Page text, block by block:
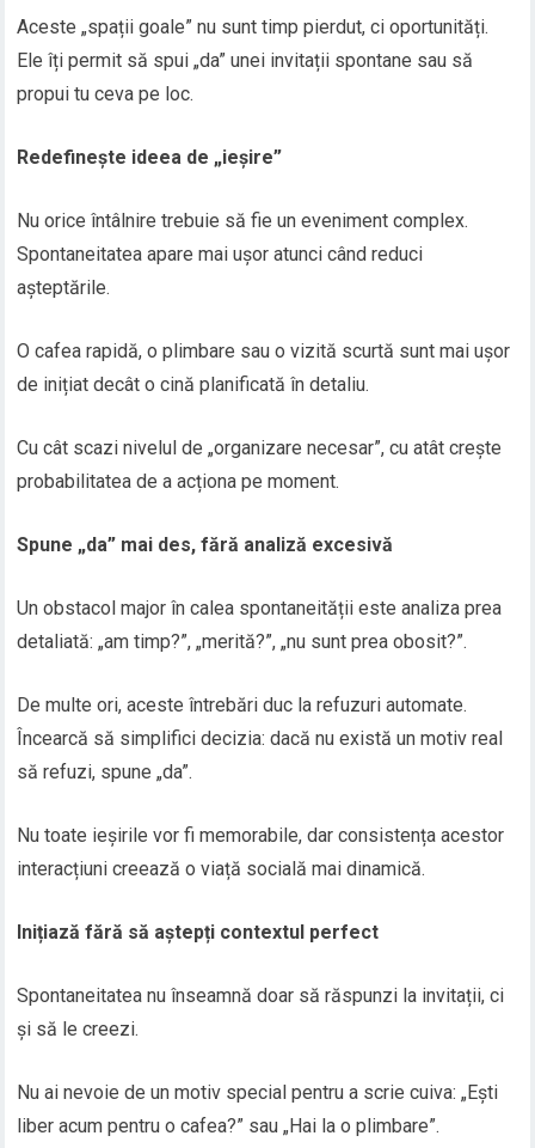
Aceste „spații goale” nu sunt timp pierdut, ci oportunități.
Ele îți permit să spui „da” unei invitații spontane sau să
propui tu ceva pe loc.
Redefinește ideea de „ieșire”
Nu orice întâlnire trebuie să fie un eveniment complex.
Spontaneitatea apare mai ușor atunci când reduci
așteptările.
O cafea rapidă, o plimbare sau o vizită scurtă sunt mai ușor
de inițiat decât o cină planificată în detaliu.
Cu cât scazi nivelul de „organizare necesar”, cu atât crește
probabilitatea de a acționa pe moment.
Spune „da” mai des, fără analiză excesivă
Un obstacol major în calea spontaneității este analiza prea
detaliată: „am timp?”, „merită?”, „nu sunt prea obosit?”.
De multe ori, aceste întrebări duc la refuzuri automate.
Încearcă să simplifici decizia: dacă nu există un motiv real
să refuzi, spune „da”.
Nu toate ieșirile vor fi memorabile, dar consistența acestor
interacțiuni creează o viață socială mai dinamică.
Inițiază fără să aștepți contextul perfect
Spontaneitatea nu înseamnă doar să răspunzi la invitații, ci
și să le creezi.
Nu ai nevoie de un motiv special pentru a scrie cuiva: „Ești
liber acum pentru o cafea?” sau „Hai la o plimbare”.